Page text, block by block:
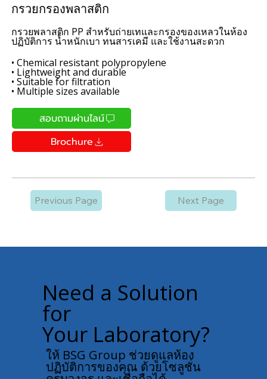
กรวยกรองพลาสติก
กรวยพลาสติก PP สำหรับถ่ายเทและกรองของเหลวในห้อง
ปฏิบัติการ น้ำหนักเบา ทนสารเคมี และใช้งานสะดวก
• Chemical resistant polypropylene
• Lightweight and durable
• Suitable for filtration
• Multiple sizes available
สอบถามผ่านไลน์
Brochure
Previous Page Next Page
Need a Solution
for
Your Laboratory?
ให้ BSG Group ช่วยดูแลห้อง
ปฏิบัติการของคุณ ด้วยโซลูชั่น